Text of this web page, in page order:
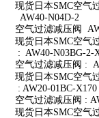
现货日本SMC空气
AW40-N04D-2
空气过滤减压阀
现货日本SMC空气
: AW40-N03BG-2-
空气过滤减压阀 :
现货日本SMC空气
: AW20-01BC-X170
空气过滤减压阀 :
现货日本SMC空气